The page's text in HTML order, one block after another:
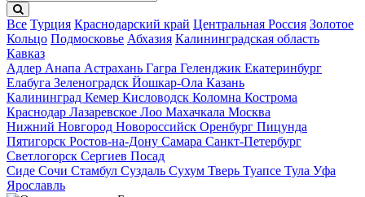
Все Турция Краснодарский край Центральная Россия Золотое
Кольцо Подмосковье Абхазия Калининградская область
Кавказ
Адлер Анапа Астрахань Гагра Геленджик Екатеринбург
Елабуга Зеленоградск Йошкар-Ола Казань
Калининград Кемер Кисловодск Коломна Кострома
Краснодар Лазаревское Лоо Махачкала Москва
Нижний Новгород Новороссийск Оренбург Пицунда
Пятигорск Ростов-на-Дону Самара Санкт-Петербург
Светлогорск Сергиев Посад
Сиде Сочи Стамбул Суздаль Сухум Тверь Туапсе Тула Уфа
Ярославль